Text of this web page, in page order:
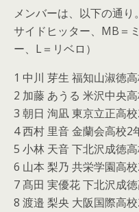
メンバーは、以下の通
サイドヒッター、MB＝
ー、L＝リベロ）
1 中川 芽生 福知山淑
2 加藤 あうる 米沢中
3 朝日 洵凪 東京立正
4 西村 里音 金蘭会高
5 小林 天音 下北沢成
6 山本 梨乃 共栄学園
7 髙田 実優花 下北沢
8 渡邉 梨央 大阪国際